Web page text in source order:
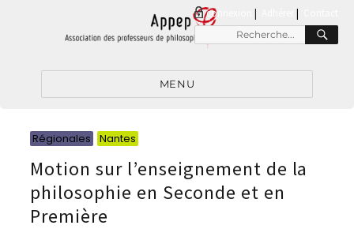
connexion |
Recherche
pour
MENU
Régionales Nantes
Motion sur l’enseignement de la
philosophie en Seconde et en
Première